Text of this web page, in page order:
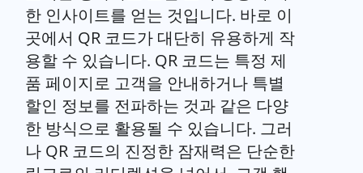
한 인사이트를 얻는 것입니다. 바로 이
곳에서 QR 코드가 대단히 유용하게 작
용할 수 있습니다. QR 코드는 특정 제
품 페이지로 고객을 안내하거나 특별
할인 정보를 전파하는 것과 같은 다양
한 방식으로 활용될 수 있습니다. 그러
나 QR 코드의 진정한 잠재력은 단순한